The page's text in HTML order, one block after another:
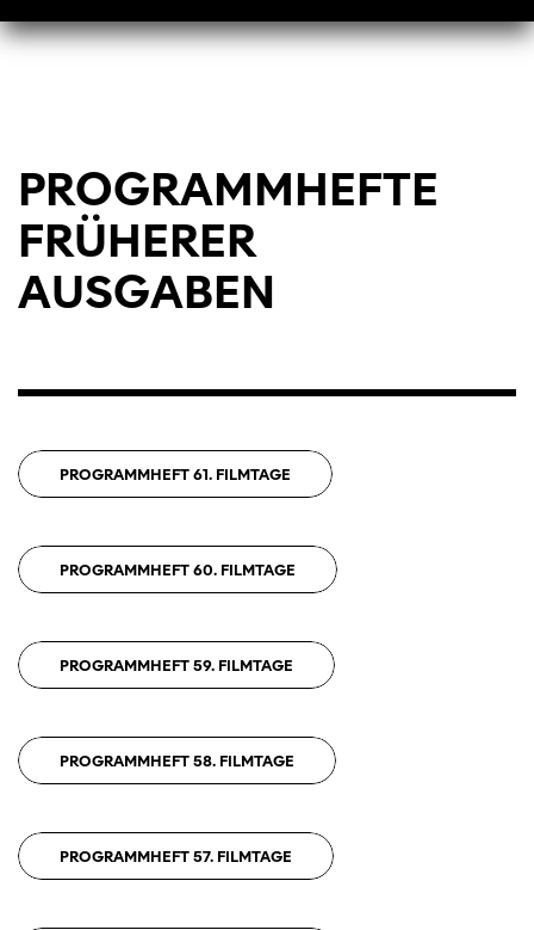
PROGRAMMHEFTE
FRÜHERER
AUSGABEN
PROGRAMMHEFT 61. FILMTAGE
PROGRAMMHEFT 60. FILMTAGE
PROGRAMMHEFT 59. FILMTAGE
PROGRAMMHEFT 58. FILMTAGE
PROGRAMMHEFT 57. FILMTAGE